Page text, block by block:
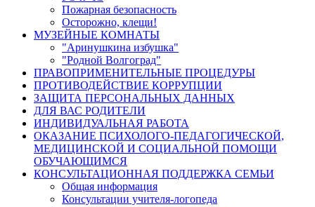
Пожарная безопасность
Осторожно, клещи!
МУЗЕЙНЫЕ КОМНАТЫ
"Аринушкина избушка"
"Родной Волгоград"
ПРАВОПРИМЕНИТЕЛЬНЫЕ ПРОЦЕДУРЫ
ПРОТИВОДЕЙСТВИЕ КОРРУПЦИИ
ЗАЩИТА ПЕРСОНАЛЬНЫХ ДАННЫХ
ДЛЯ ВАС РОДИТЕЛИ
ИНДИВИДУАЛЬНАЯ РАБОТА
ОКАЗАНИЕ ПСИХОЛОГО-ПЕДАГОГИЧЕСКОЙ,
МЕДИЦИНСКОЙ И СОЦИАЛЬНОЙ ПОМОЩИ
ОБУЧАЮЩИМСЯ
КОНСУЛЬТАЦИОННАЯ ПОДДЕРЖКА СЕМЬИ
Общая информация
Консультации учителя-логопеда